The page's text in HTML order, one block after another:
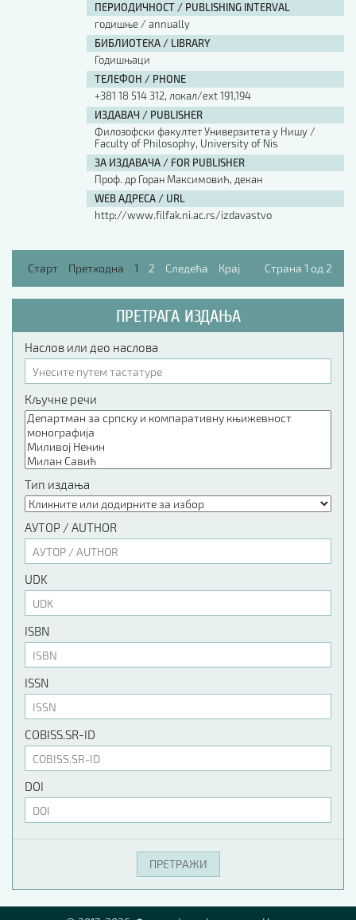
ПЕРИОДИЧНОСТ / PUBLISHING INTERVAL
годишње / annually
БИБЛИОТЕКА / LIBRARY
Годишњаци
ТЕЛЕФОН / PHONE
+381 18 514 312, локал/ext 191,194
ИЗДАВАЧ / PUBLISHER
Филозофски факултет Универзитета у Нишу /
Faculty of Philosophy, University of Nis
ЗА ИЗДАВАЧА / FOR PUBLISHER
Проф. др Горан Максимовић, декан
WEB АДРЕСА / URL
http://www.filfak.ni.ac.rs/izdavastvo
Старт Претходна 1 2 Следећа Крај Страна 1 од 2
ПРЕТРАГА ИЗДАЊА
Наслов или део наслова
Кључне речи
Тип издања
АУТОР / AUTHOR
UDK
ISBN
ISSN
COBISS.SR-ID
DOI